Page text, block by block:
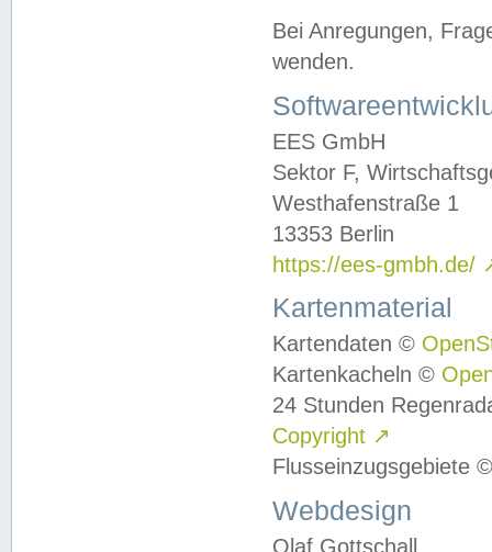
Bei Anregungen,
wenden.
EES GmbH
Sektor F,
Westhafenstraße 1
13353 Berlin
https://ees-gmbh.de/
Kartenmaterial
Kartendaten ©
Kartenkacheln ©
24 Stunden
Copyright ↗
Flusseinzugsgebiete
Webdesign
Olaf Gottschall